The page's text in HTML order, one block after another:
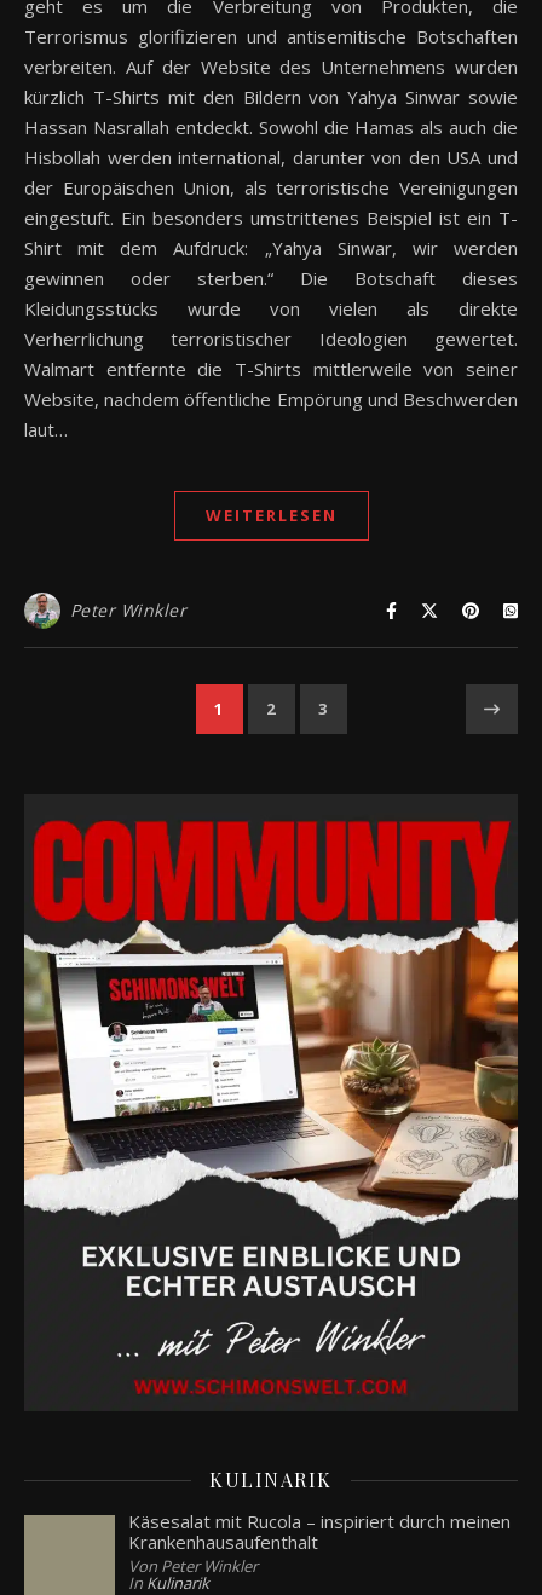
geht es um die Verbreitung von Produkten, die
Terrorismus glorifizieren und antisemitische Botschaften
verbreiten. Auf der Website des Unternehmens wurden
kürzlich T-Shirts mit den Bildern von Yahya Sinwar sowie
Hassan Nasrallah entdeckt. Sowohl die Hamas als auch die
Hisbollah werden international, darunter von den USA und
der Europäischen Union, als terroristische Vereinigungen
eingestuft. Ein besonders umstrittenes Beispiel ist ein T-
Shirt mit dem Aufdruck: „Yahya Sinwar, wir werden
gewinnen oder sterben.“ Die Botschaft dieses
Kleidungsstücks wurde von vielen als direkte
Verherrlichung terroristischer Ideologien gewertet.
Walmart entfernte die T-Shirts mittlerweile von seiner
Website, nachdem öffentliche Empörung und Beschwerden
laut…
WEITERLESEN
Peter Winkler
1 2 3
KULINARIK
Käsesalat mit Rucola – inspiriert durch meinen
Krankenhausaufenthalt
Von Peter Winkler
In Kulinarik